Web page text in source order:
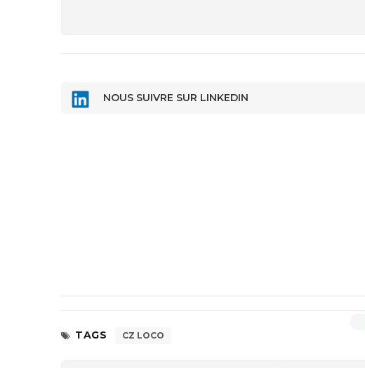
NOUS SUIVRE SUR LINKEDIN
TAGS
CZ LOCO